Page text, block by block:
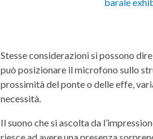
Stesse considerazioni si possono
può posizionare il microfono sullo
prossimità del ponte o delle effe,
necessità.
Il suono che si ascolta da